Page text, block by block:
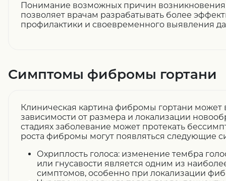
Понимание возможных причин
позволяет врачам разрабатывать более
профилактики и своевременного выявления
Симптомы фибромы гортани
Клиническая картина фибромы гортани может
зависимости от размера и локализации
стадиях заболевание может протекать
роста фибромы могут появляться следующие
Охриплость голоса: изменение тембра
или гнусавости является одним из
симптомов, особенно при локализации